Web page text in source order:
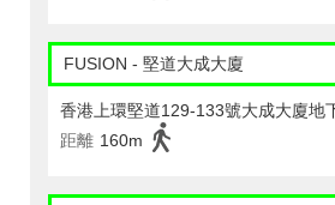
FUSION - 堅道大成大廈
香港上環堅道129-133號大成大廈地
距離 160m